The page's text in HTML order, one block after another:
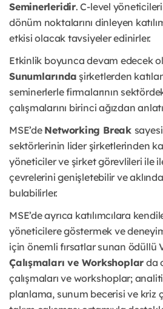
Seminerleridir. C-level
dönüm noktalarını dinleyen
etkisi olacak tavsiyeler edinirler.
Etkinlik boyunca devam edecek
Sunumlarında şirketlerden
seminerlerle firmalarının
çalışmalarını birinci ağızdan
MSE’de Networking Break
sektörlerinin lider şirketlerinden
yöneticiler ve şirket görevlileri ile
çevrelerini genişletebilir ve
bulabilirler.
MSE’de ayrıca katılımcılara
yöneticilere göstermek ve
için önemli fırsatlar sunan ödüllü
Çalışmaları ve Workshoplar da
çalışmaları ve workshoplar;
planlama, sunum becerisi ve kriz